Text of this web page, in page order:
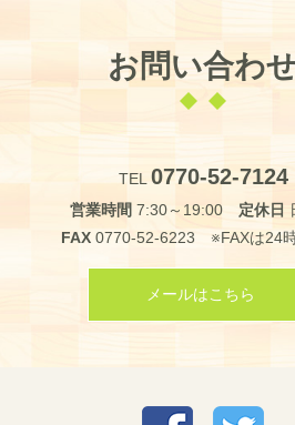
お問い合わ
TEL 0770-52-7124
営業時間 7:30～19:00 定休日
FAX 0770-52-6223 ※FAXは24
メールはこちら